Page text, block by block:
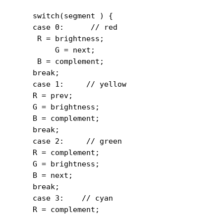
    switch(segment ) {
    case 0:      // red
     R = brightness;
         G = next;
     B = complement;
    break;
    case 1:     // yellow
    R = prev;
    G = brightness;
    B = complement;
    break;
    case 2:     // green
    R = complement;
    G = brightness;
    B = next;
    break;
    case 3:    // cyan
    R = complement;